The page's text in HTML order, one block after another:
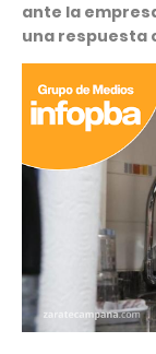
ante la
una respuesta